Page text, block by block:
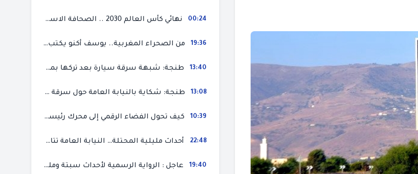
00:24 نهائي كأس العالم 2030 .. الصحافة الاسبانية قلقة من حسم الملف لصالح المغرب و”تتهم رئيس الفيفا”
19:36 من الصحراء المغربية.. يوسف أكنو يكتب عن أزمة سبتة المحتلة ويؤكد ان الهجرة السرية ليست حلا وبناء الوطن هو الخيار الأفضل
13:40 طنجة: شبهة سرقة سيارة بعد تركها بمحل ميكانيك للإصلاح
13:08 طنجة: شكاية بالنيابة العامة حول سرقة سيارة تركها صاحبها بمحل ميكانيك للإصلاح
10:39 كيف تحول الفضاء الرقمي إلى محرك رئيسي لأحداث الهجرة في سبتة؟
22:48 أحداث مليلية المحتلة… النيابة العامة تتابع 50 متورطا في محاولة اقتحام السياح الحدودي بتهم ثقيلة
19:40 عاجل : الرواية الرسمية لأحداث سبتة ومليلية المحتلتين (وزارة الداخلية)